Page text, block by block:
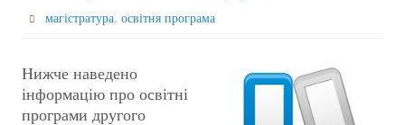
магістратура,освітня програма
Нижче наведено
інформацію про освітні
програми другого